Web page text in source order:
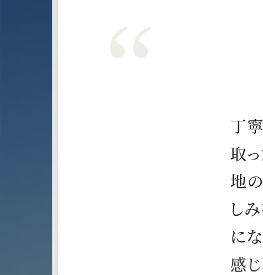
丁
取っ
地の
しみ
にな
感じ